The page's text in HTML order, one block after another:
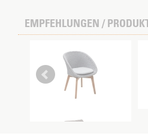
EMPFEHLUNGEN /
Peacock Speisestuhl